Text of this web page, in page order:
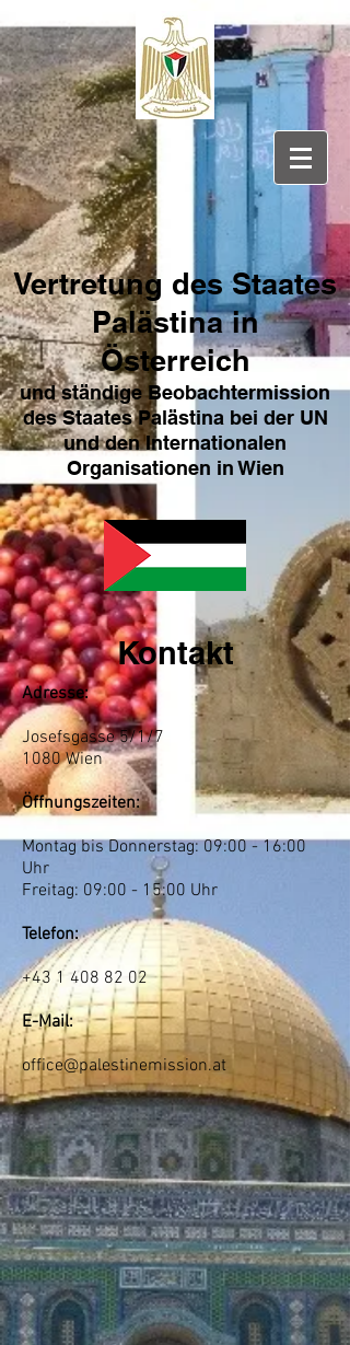
Vertretung des Staates
Palästina in
Österreich
und ständige Beobachtermission
des Staates Palästina bei der UN
und den Internationalen
Organisationen in Wien
Kontakt
Adresse:
Josefsgasse 5/1/7
1080 Wien
Öffnungszeiten:
Montag bis Donnerstag: 09:00 - 16:00
Uhr
Freitag: 09:00 - 15:00 Uhr
Telefon:
+43 1 408 82 02
E-Mail:
office@palestinemission.at